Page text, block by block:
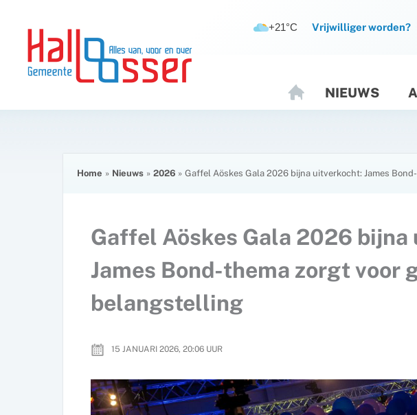
inhoud
inhoud
+21°C Vrijwilliger worden?
O
M
NIEUWS
Home Nieuws 2026 Gaffel Aöskes Gala 2026 bijna uitverkocht: James
Gaffel Aöskes Gala 2026
James Bond-thema zorgt voor
belangstelling
15 JANUARI 2026, 20:06 UUR